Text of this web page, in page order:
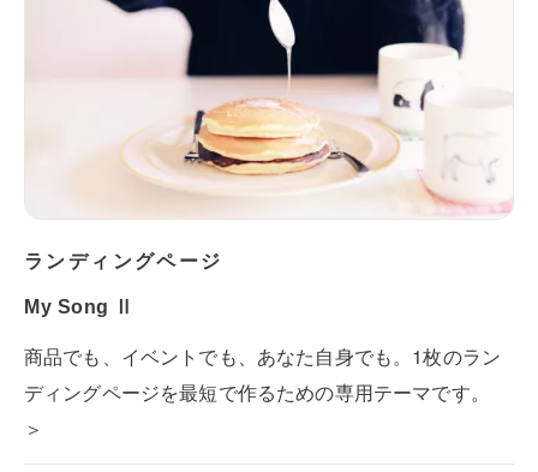
ランディングページ
My Song Ⅱ
商品でも、イベントでも、あなた自身でも。1枚のラン
ディングページを最短で作るための専用テーマです。
＞